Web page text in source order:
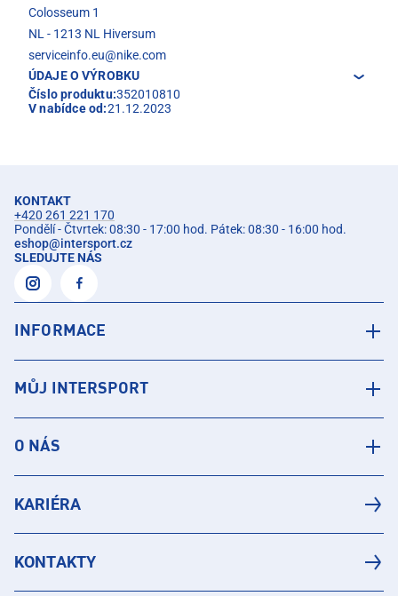
Colosseum 1
NL - 1213 NL Hiversum
serviceinfo.eu@nike.com
ÚDAJE O VÝROBKU
Číslo produktu:352010810
V nabídce od:21.12.2023
KONTAKT
+420 261 221 170
Pondělí - Čtvrtek: 08:30 - 17:00 hod. Pátek: 08:30 - 16:00 hod.
eshop@intersport.cz
SLEDUJTE NÁS
INFORMACE
MŮJ INTERSPORT
O NÁS
KARIÉRA
KONTAKTY